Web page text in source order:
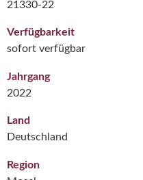
21330-22
Verfügbarkeit
sofort verfügbar
Jahrgang
2022
Land
Deutschland
Region